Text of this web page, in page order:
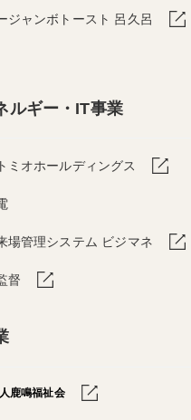
ジャンボトースト 呂久呂
ルギー・IT事業
ミオホールディングス
場管理システム ビジマネ
督
鹿鳴福祉会